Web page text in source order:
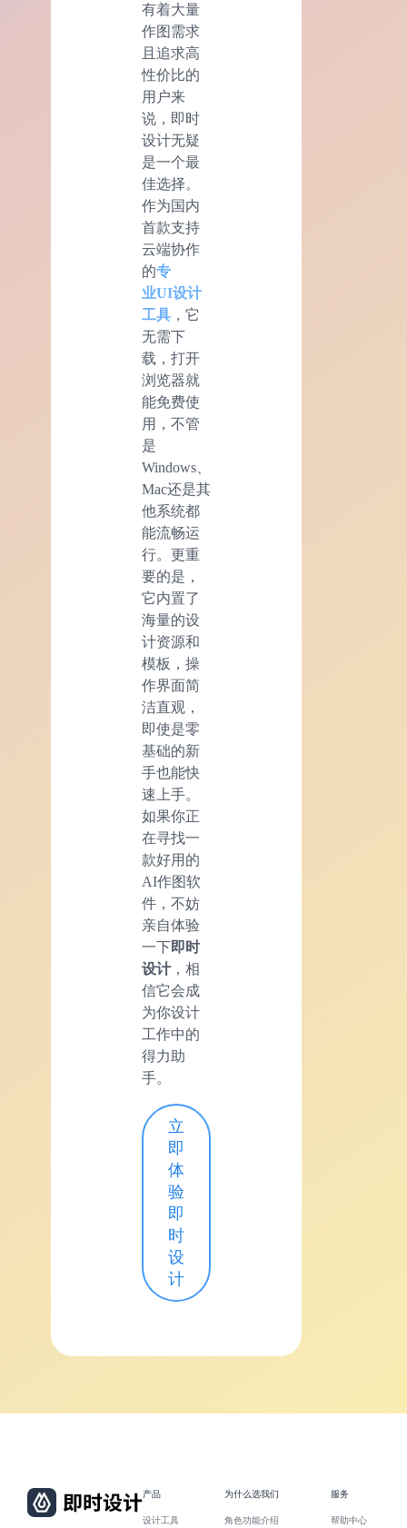
有着大量
作图需求
且追求高
性价比的
用户来
说，即时
设计无疑
是一个最
佳选择。
作为国内
首款支持
云端协作
的专
业UI设计
工具 ，它
无需下
载，打开
浏览器就
能免费使
用，不管
是
Windows、
Mac还是其
他系统都
能流畅运
行。更重
要的是，
它内置了
海量的设
计资源和
模板，操
作界面简
洁直观，
即使是零
基础的新
手也能快
速上手。
如果你正
在寻找一
款好用的
AI作图软
件，不妨
亲自体验
一下即时
设计，相
信它会成
为你设计
工作中的
得力助
手。
立
即
体
验
即
时
设
计
产品
设计工具
为什么选我们
角色功能介绍
服务
帮助中心